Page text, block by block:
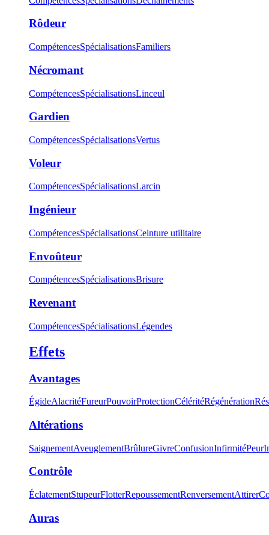
Rôdeur
CompétencesSpécialisationsFamiliers
Nécromant
CompétencesSpécialisationsLinceul
Gardien
CompétencesSpécialisationsVertus
Voleur
CompétencesSpécialisationsLarcin
Ingénieur
CompétencesSpécialisationsCeinture utilitaire
Envoûteur
CompétencesSpécialisationsBrisure
Revenant
CompétencesSpécialisationsLégendes
Effets
Avantages
ÉgideAlacritéFureurPouvoirProtectionCéléritéRégénération
Altérations
SaignementAveuglementBrûlureGivreConfusionInfirmitéPeur
Contrôle
ÉclatementStupeurFlotterRepoussementRenversementAttirer
Auras